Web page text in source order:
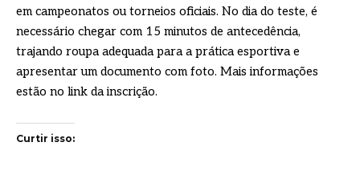
em campeonatos ou torneios oficiais. No dia do teste, é
necessário chegar com 15 minutos de antecedência,
trajando roupa adequada para a prática esportiva e
apresentar um documento com foto. Mais informações
estão no link da inscrição.
Curtir isso: